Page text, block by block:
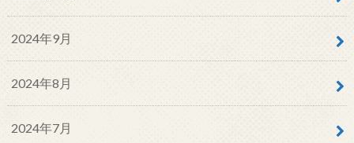
2024年9月
2024年8月
2024年7月